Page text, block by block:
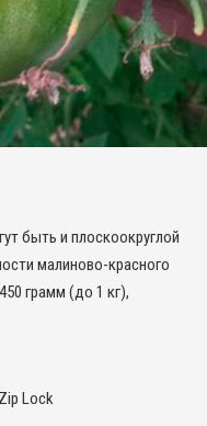
быть и плоскоокруглой
малиново-красного
грамм (до 1 кг),
Lock